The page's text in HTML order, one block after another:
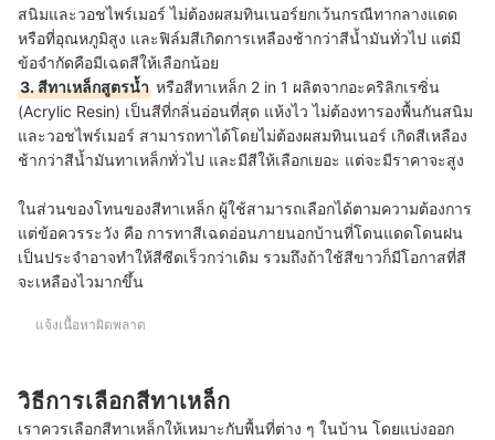
สนิมและวอชไพร์เมอร์ ไม่ต้องผสมทินเนอร์ยกเว้นกรณีทากลางแดด
หรือที่อุณหภูมิสูง และฟิล์มสีเกิดการเหลืองช้ากว่าสีน้ำมันทั่วไป แต่มี
ข้อจำกัดคือมีเฉดสีให้เลือกน้อย
3. สีทาเหล็กสูตรน้ำ หรือสีทาเหล็ก 2 in 1 ผลิตจากอะคริลิกเรซิ่น
(Acrylic Resin) เป็นสีที่กลิ่นอ่อนที่สุด แห้งไว ไม่ต้องทารองพื้นกันสนิม
และวอชไพร์เมอร์ สามารถทาได้โดยไม่ต้องผสมทินเนอร์ เกิดสีเหลือง
ช้ากว่าสีน้ำมันทาเหล็กทั่วไป และมีสีให้เลือกเยอะ แต่จะมีราคาจะสูง
ในส่วนของโทนของสีทาเหล็ก ผู้ใช้สามารถเลือกได้ตามความต้องการ
แต่ข้อควรระวัง คือ การทาสีเฉดอ่อนภายนอกบ้านที่โดนแดดโดนฝน
เป็นประจำอาจทำให้สีซีดเร็วกว่าเดิม รวมถึงถ้าใช้สีขาวก็มีโอกาสที่สี
จะเหลืองไวมากขึ้น
แจ้งเนื้อหาผิดพลาด
วิธีการเลือกสีทาเหล็ก
เราควรเลือกสีทาเหล็กให้เหมาะกับพื้นที่ต่าง ๆ ในบ้าน โดยแบ่งออก